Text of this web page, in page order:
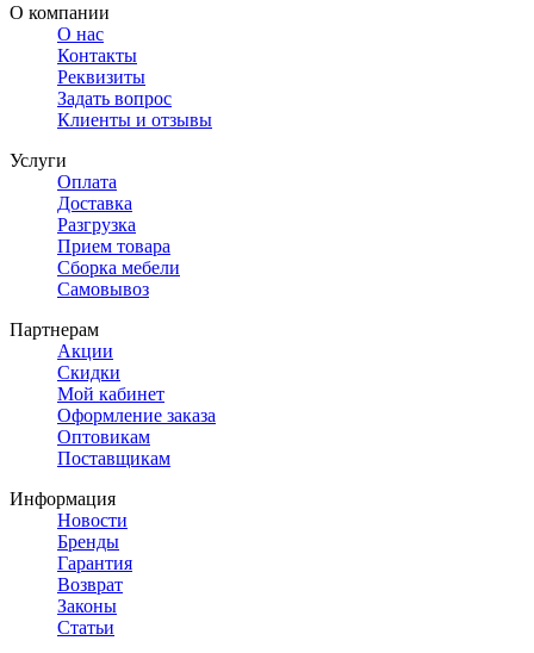
О компании
О нас
Контакты
Реквизиты
Задать вопрос
Клиенты и отзывы
Услуги
Оплата
Доставка
Разгрузка
Прием товара
Сборка мебели
Самовывоз
Партнерам
Акции
Скидки
Мой кабинет
Оформление заказа
Оптовикам
Поставщикам
Информация
Новости
Бренды
Гарантия
Возврат
Законы
Статьи